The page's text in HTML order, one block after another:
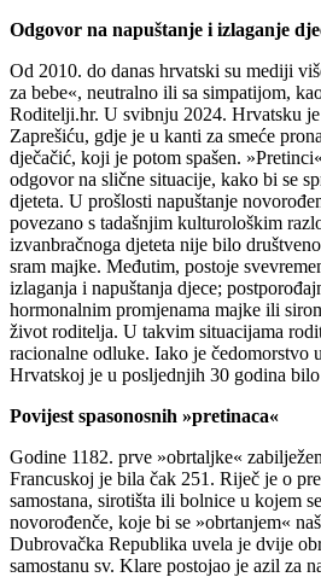
Odgovor na napuštanje i izlaganje
Od 2010. do danas hrvatski su mediji
za bebe«, neutralno ili sa simpatijom,
Roditelji.hr. U svibnju 2024. Hrvatsku je
Zaprešiću, gdje je u kanti za smeće
dječačić, koji je potom spašen.
odgovor na slične situacije, kako bi se
djeteta. U prošlosti napuštanje
povezano s tadašnjim kulturološkim
izvanbračnoga djeteta nije bilo
sram majke. Međutim, postoje
izlaganja i napuštanja djece;
hormonalnim promjenama majke ili
život roditelja. U takvim situacijama
racionalne odluke. Iako je čedomorstvo
Hrvatskoj je u posljednjih 30 godina
Povijest spasonosnih »pretinaca«
Godine 1182. prve »obrtaljke«
Francuskoj je bila čak 251. Riječ je o
samostana, sirotišta ili bolnice u kojem
novorođenče, koje bi se »obrtanjem«
Dubrovačka Republika uvela je dvije
samostanu sv. Klare postojao je azil za